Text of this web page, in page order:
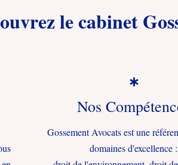
le cabinet

Nos
Gossement Avocats est une
domaines d'excellence :